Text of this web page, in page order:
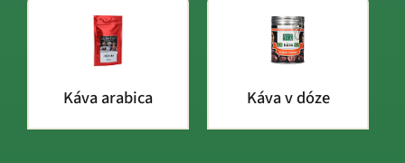
Káva arabica Káva v dóze